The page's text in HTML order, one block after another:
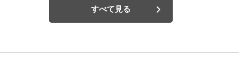
すべて見る